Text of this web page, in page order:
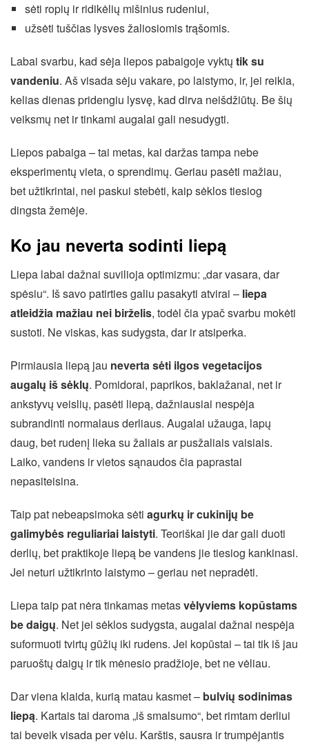
sėti ropių ir ridikėlių mišinius rudeniui,
užsėti tuščias lysves žaliosiomis trąšomis.
Labai svarbu, kad sėja liepos pabaigoje vyktų tik su
vandeniu. Aš visada sėju vakare, po laistymo, ir, jei reikia,
kelias dienas pridengiu lysvę, kad dirva neišdžiūtų. Be šių
veiksmų net ir tinkami augalai gali nesudygti.
Liepos pabaiga – tai metas, kai daržas tampa nebe
eksperimentų vieta, o sprendimų. Geriau pasėti mažiau,
bet užtikrintai, nei paskui stebėti, kaip sėklos tiesiog
dingsta žemėje.
Ko jau neverta sodinti liepą
Liepa labai dažnai suvilioja optimizmu: „dar vasara, dar
spėsiu“. Iš savo patirties galiu pasakyti atvirai – liepa
atleidžia mažiau nei birželis, todėl čia ypač svarbu mokėti
sustoti. Ne viskas, kas sudygsta, dar ir atsiperka.
Pirmiausia liepą jau neverta sėti ilgos vegetacijos
augalų iš sėklų. Pomidorai, paprikos, baklažanai, net ir
ankstyvų veislių, pasėti liepą, dažniausiai nespėja
subrandinti normalaus derliaus. Augalai užauga, lapų
daug, bet rudenį lieka su žaliais ar pusžaliais vaisiais.
Laiko, vandens ir vietos sąnaudos čia paprastai
nepasiteisina.
Taip pat nebeapsimoka sėti agurkų ir cukinijų be
galimybės reguliariai laistyti. Teoriškai jie dar gali duoti
derlių, bet praktikoje liepą be vandens jie tiesiog kankinasi.
Jei neturi užtikrinto laistymo – geriau net nepradėti.
Liepa taip pat nėra tinkamas metasvėlyviems kopūstams
be daigų. Net jei sėklos sudygsta, augalai dažnai nespėja
suformuoti tvirtų gūžių iki rudens. Jei kopūstai – tai tik iš jau
paruoštų daigų ir tik mėnesio pradžioje, bet ne vėliau.
Dar viena klaida, kurią matau kasmet – bulvių sodinimas
liepą. Kartais tai daroma „iš smalsumo“, bet rimtam derliui
tai beveik visada per vėlu. Karštis, sausra ir trumpėjantis